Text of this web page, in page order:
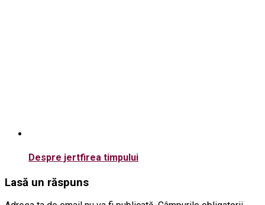
Despre jertfirea timpului
Lasă un răspuns